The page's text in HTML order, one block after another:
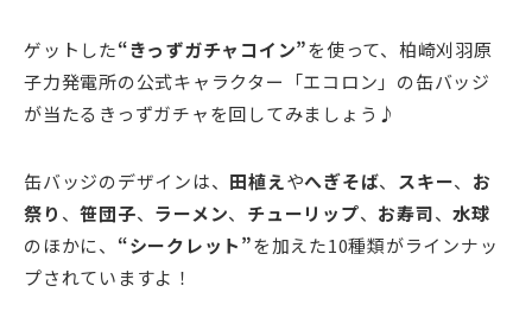
ゲットした“きっずガチャコイン”を使って、柏崎刈羽原
子力発電所の公式キャラクター「エコロン」の缶バッジ
が当たるきっずガチャを回してみましょう♪
缶バッジのデザインは、 田植えやへぎそば、 スキー、 お
祭り 、笹団子、 ラーメン、 チューリップ、 お寿司、水球
のほかに、 “シークレット”を加えた10種類がラインナッ
プされていますよ！